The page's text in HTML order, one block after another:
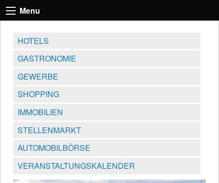
Menu
HOTELS
GASTRONOMIE
GEWERBE
SHOPPING
IMMOBILIEN
STELLENMARKT
AUTOMOBILBÖRSE
VERANSTALTUNGSKALENDER